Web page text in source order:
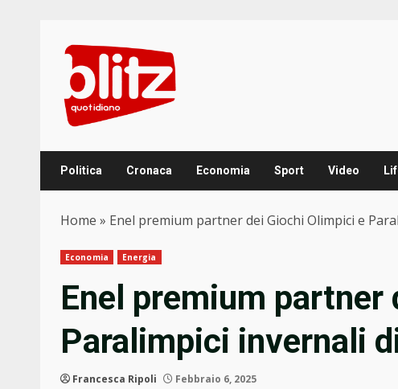
content
Politica Cronaca Economia Sport Video
Home » Enel premium partner dei Giochi Olimpici e
Economia Energia
Enel premium
Paralimpici invernali
Francesca Ripoli Febbraio 6, 2025